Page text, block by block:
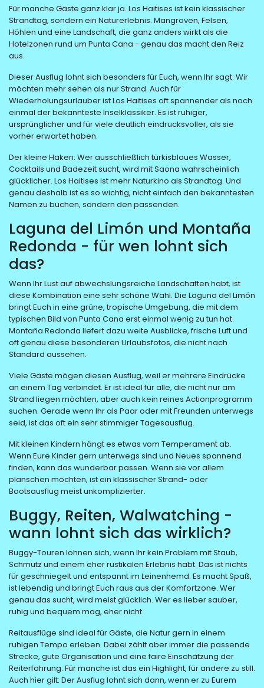
Für manche Gäste ganz klar ja. Los Haitises ist kein klassischer
Strandtag, sondern ein Naturerlebnis. Mangroven, Felsen,
Höhlen und eine Landschaft, die ganz anders wirkt als die
Hotelzonen rund um Punta Cana - genau das macht den Reiz
aus.
Dieser Ausflug lohnt sich besonders für Euch, wenn Ihr sagt: Wir
möchten mehr sehen als nur Strand. Auch für
Wiederholungsurlauber ist Los Haitises oft spannender als noch
einmal der bekannteste Inselklassiker. Es ist ruhiger,
ursprünglicher und für viele deutlich eindrucksvoller, als sie
vorher erwartet haben.
Der kleine Haken: Wer ausschließlich türkisblaues Wasser,
Cocktails und Badezeit sucht, wird mit Saona wahrscheinlich
glücklicher. Los Haitises ist mehr Naturkino als Strandtag. Und
genau deshalb ist es so wichtig, nicht einfach den bekanntesten
Namen zu buchen, sondern den passenden.
Laguna del Limón und Montaña
Redonda - für wen lohnt sich
das?
Wenn Ihr Lust auf abwechslungsreiche Landschaften habt, ist
diese Kombination eine sehr schöne Wahl. Die Laguna del Limón
bringt Euch in eine grüne, tropische Umgebung, die mit dem
typischen Bild von Punta Cana erst einmal wenig zu tun hat.
Montaña Redonda liefert dazu weite Ausblicke, frische Luft und
oft genau diese besonderen Urlaubsfotos, die nicht nach
Standard aussehen.
Viele Gäste mögen diesen Ausflug, weil er mehrere Eindrücke
an einem Tag verbindet. Er ist ideal für alle, die nicht nur am
Strand liegen möchten, aber auch kein reines Actionprogramm
suchen. Gerade wenn Ihr als Paar oder mit Freunden unterwegs
seid, ist das oft ein sehr stimmiger Tagesausflug.
Mit kleinen Kindern hängt es etwas vom Temperament ab.
Wenn Eure Kinder gern unterwegs sind und Neues spannend
finden, kann das wunderbar passen. Wenn sie vor allem
planschen möchten, ist ein klassischer Strand- oder
Bootsausflug meist unkomplizierter.
Buggy, Reiten, Walwatching -
wann lohnt sich das wirklich?
Buggy-Touren lohnen sich, wenn Ihr kein Problem mit Staub,
Schmutz und einem eher rustikalen Erlebnis habt. Das ist nichts
für geschniegelt und entspannt im Leinenhemd. Es macht Spaß,
ist lebendig und bringt Euch raus aus der Komfortzone. Wer
genau das sucht, wird meist glücklich. Wer es lieber sauber,
ruhig und bequem mag, eher nicht.
Reitausflüge sind ideal für Gäste, die Natur gern in einem
ruhigen Tempo erleben. Dabei zählt aber immer die passende
Strecke, gute Organisation und eine faire Einschätzung der
Reiterfahrung. Für manche ist das ein Highlight, für andere zu still.
Auch hier gilt: Der Ausflug lohnt sich dann, wenn er zu Eurem